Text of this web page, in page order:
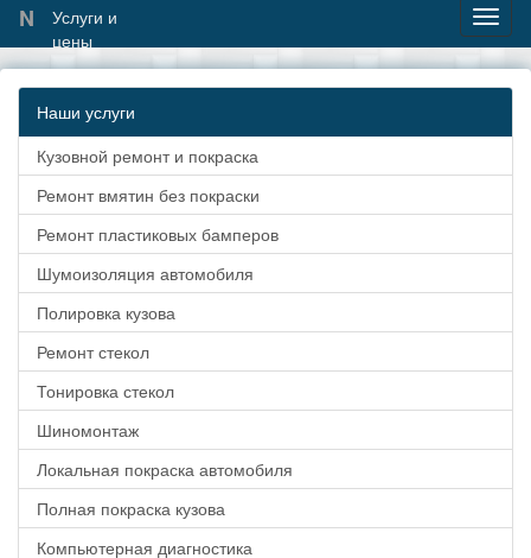
N
Услуги и
цены
Наши услуги
Кузовной ремонт и покраска
Ремонт вмятин без покраски
Ремонт пластиковых бамперов
Шумоизоляция автомобиля
Полировка кузова
Ремонт стекол
Тонировка стекол
Шиномонтаж
Локальная покраска автомобиля
Полная покраска кузова
Компьютерная диагностика